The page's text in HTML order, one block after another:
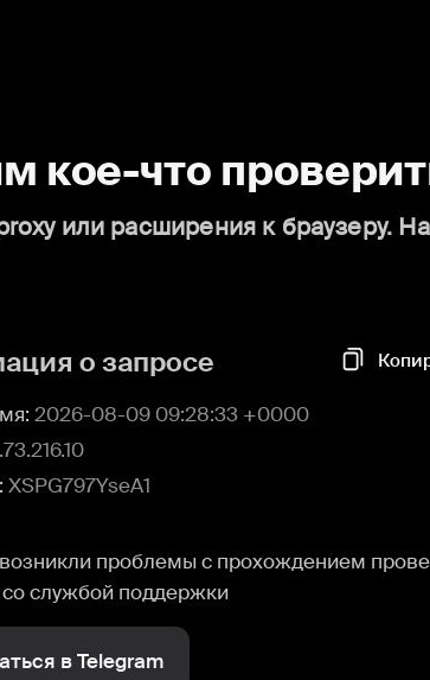
кое-что
или расширения к браузеру.
о запросе
2026-08-09 09:28:33 +0000
XSPG797YseA1
проблемы с прохождением
службой поддержки
в Telegram